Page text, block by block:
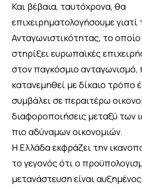
Και βέβαια, ταυτόχρονα, θα
επιχειρηματολογήσουμε γιατί
Ανταγωνιστικότητας, το
στηρίξει ευρωπαϊκές
στον παγκόσμιο ανταγωνισμό,
κατανεμηθεί με δίκαιο τρόπο
συμβάλει σε περαιτέρω
διαφοροποιήσεις μεταξύ των
πιο αδύναμων οικονομιών.
Η Ελλάδα εκφράζει την
το γεγονός ότι ο
μετανάστευση είναι